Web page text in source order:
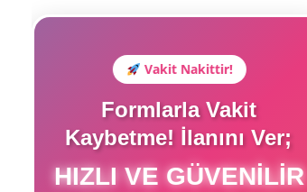
Vakit Nakittir!
Formlarla Vakit
Kaybetme! İlanını Ver;
HIZLI VE GÜVENILIR